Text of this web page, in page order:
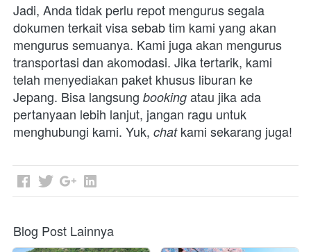
Jadi, Anda tidak perlu repot mengurus segala
dokumen terkait visa sebab tim kami yang akan
mengurus semuanya. Kami juga akan mengurus
transportasi dan akomodasi. Jika tertarik, kami
telah menyediakan paket khusus liburan ke
Jepang. Bisa langsung booking atau jika ada
pertanyaan lebih lanjut, jangan ragu untuk
menghubungi kami. Yuk, chat kami sekarang juga!
Blog Post Lainnya